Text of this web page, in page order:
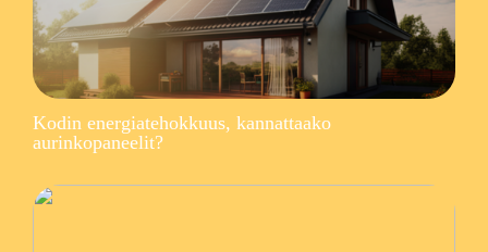
Kodin energiatehokkuus, kannattaako
aurinkopaneelit?